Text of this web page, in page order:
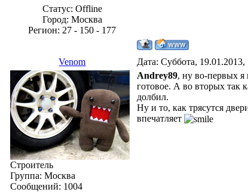
Статус: Offline
Город: Москва
Регион: 27 - 150 - 177
Venom Дата: Суббота,
Строитель
Группа: Москва
Сообщений: 1004
Andrey89, ну во-первых я
готовое. А во вторых так
долбил.
Ну и то, как трясутся
впечатляет